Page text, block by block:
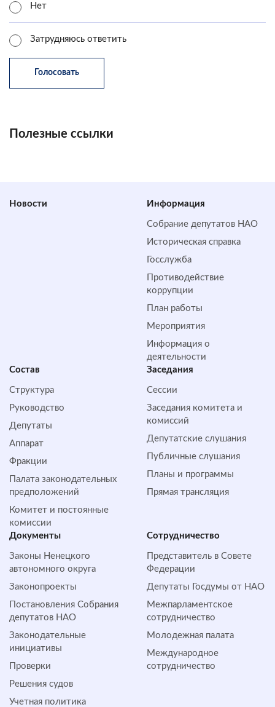
Нет
Затрудняюсь ответить
Полезные ссылки
Новости Информация
Собрание депутатов НАО
Историческая справка
Госслужба
Противодействие
коррупции
План работы
Мероприятия
Информация о
деятельности
Состав
Структура
Руководство
Депутаты
Аппарат
Фракции
Палата законодательных
предположений
Комитет и постоянные
комиссии
Заседания
Сессии
Заседания комитета и
комиссий
Депутатские слушания
Публичные слушания
Планы и программы
Прямая трансляция
Документы
Законы Ненецкого
автономного округа
Законопроекты
Постановления Собрания
депутатов НАО
Законодательные
инициативы
Проверки
Решения судов
Учетная политика
Сотрудничество
Представитель в Совете
Федерации
Депутаты Госдумы от НАО
Межпарламентское
сотрудничество
Молодежная палата
Международное
сотрудничество